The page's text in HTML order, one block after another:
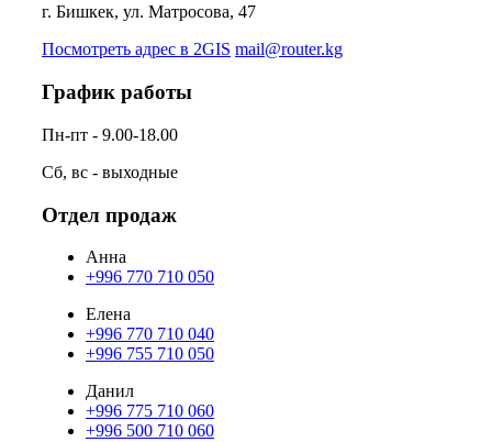
г. Бишкек, ул. Матросова, 47
Посмотреть адрес в 2GIS mail@router.kg
График работы
Пн-пт - 9.00-18.00
Сб, вс - выходные
Отдел продаж
Анна
+996 770 710 050
Елена
+996 770 710 040
+996 755 710 050
Данил
+996 775 710 060
+996 500 710 060